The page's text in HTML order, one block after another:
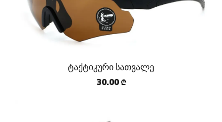
ტაქტიკური სათვალე
30.00 ₾